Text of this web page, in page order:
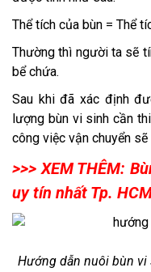
Thể tích của bùn = Thể
Thường thì người ta sẽ
bể chứa.
Sau khi đã xác định
lượng bùn vi sinh cần
công việc vận chuyển
>>> XEM THÊM:
uy tín nhất Tp.
Hướng dẫn nuôi bùn